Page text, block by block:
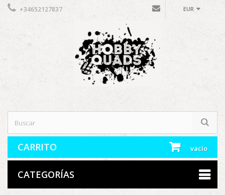
EUR
+34652127837
CARRITO vacío
CATEGORÍAS